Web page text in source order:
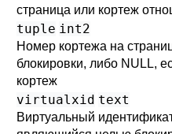
страница или кортеж
tuple int2
Номер кортежа на
блокировки, либо NULL,
кортеж
virtualxid text
Виртуальный